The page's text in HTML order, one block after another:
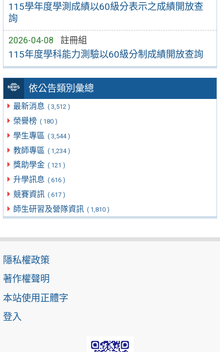
115學年度學測成績以60級分表示之成績開放查
詢
2026-04-08 註冊組
115年度學科能力測驗以60級分制成績開放查詢
依公告類別彙總
最新消息 ( 3,512 )
榮譽榜 ( 180 )
學生專區 ( 3,544 )
教師專區 ( 1,234 )
獎助學金 ( 121 )
升學訊息 ( 616 )
競賽資訊 ( 617 )
師生研習及營隊資訊 ( 1,810 )
隱私權政策
著作權聲明
本站使用正體字
登入